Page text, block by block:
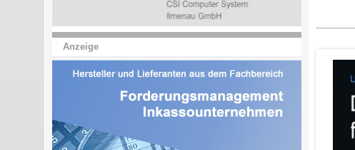
Anzeige